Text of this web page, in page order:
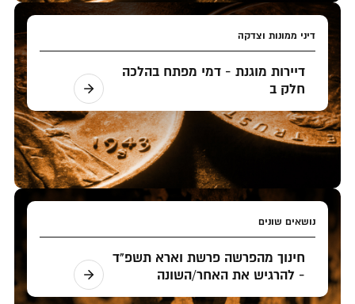
דיני ממונות וצדקה
דיירות מוגנת - דמי מפתח בהלכה
חלק ב
נושאים שונים
חינוך מהפרשה פרשת וארא תשפ"ד
- להרגיש את האחר/השונה